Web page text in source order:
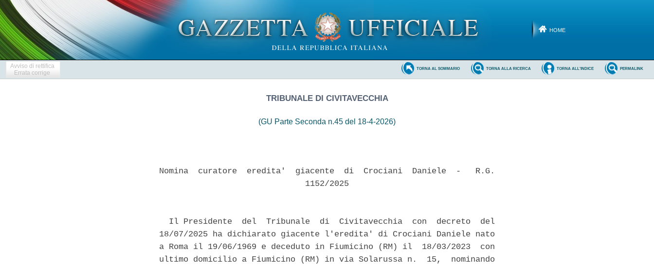
HOME
Avviso di rettifica
Errata corrige
PERMALINK
TORNA ALL'INDICE
TORNA ALLA RICERCA
TORNA AL SOMMARIO
TRIBUNALE DI CIVITAVECCHIA
(GU Parte Seconda n.45 del 18-4-2026)
Nomina  curatore  eredita'  giacente  di  Crociani  Daniele  -   R.G.
                              1152/2025
  Il Presidente  del  Tribunale  di  Civitavecchia  con  decreto  del
18/07/2025 ha dichiarato giacente l'eredita' di Crociani Daniele nato
a Roma il 19/06/1969 e deceduto in Fiumicino (RM) il  18/03/2023  con
ultimo domicilio a Fiumicino (RM) in via Solarussa n.  15,  nominando